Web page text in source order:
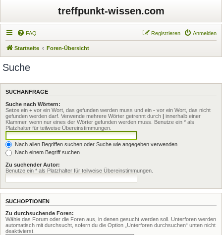
treffpunkt-wissen.com
FAQ Anmelden
Registrieren
Startseite Foren-Übersicht
Suche
SUCHANFRAGE
Suche nach Wörtern:
Setze ein + vor ein Wort, das gefunden werden muss und ein - vor ein Wort, das nicht
gefunden werden darf. Verwende mehrere Wörter getrennt durch | innerhalb einer
Klammer, wenn nur eines der Wörter gefunden werden muss. Benutze ein * als
Platzhalter für teilweise Übereinstimmungen.
Nach allen Begriffen suchen oder Suche wie angegeben verwenden
Nach einem Begriff suchen
Zu suchender Autor:
Benutze ein * als Platzhalter für teilweise Übereinstimmungen.
SUCHOPTIONEN
Zu durchsuchende Foren:
Wähle das Forum oder die Foren aus, in denen gesucht werden soll. Unterforen werden
automatisch mit durchsucht, sofern du die Option „Unterforen durchsuchen“ unten nicht
deaktivierst.